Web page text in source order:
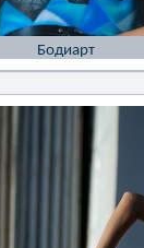
Бодиарт